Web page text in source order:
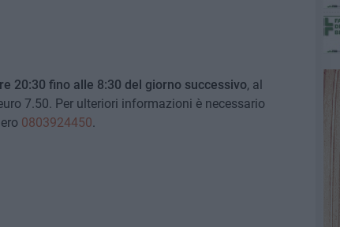
20:30 fino alle 8:30 del giorno successivo, al
7.50. Per ulteriori informazioni è necessario
0803924450.